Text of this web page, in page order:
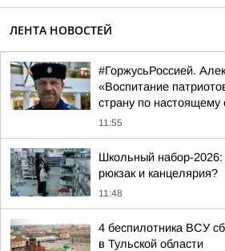
ЛЕНТА НОВОСТЕЙ
#ГоржусьРоссией.
«Воспитание
страну по настоящему
11:55
Школьный набор-2026:
рюкзак и канцелярия?
11:48
4 беспилотника ВСУ
в Тульской области